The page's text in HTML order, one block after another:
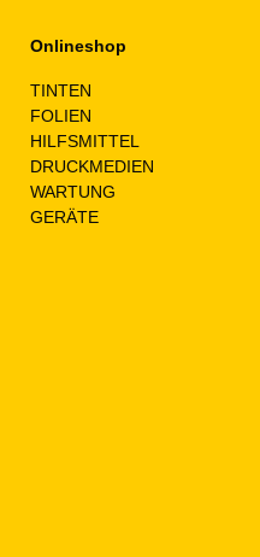
Onlineshop
TINTEN
FOLIEN
HILFSMITTEL
DRUCKMEDIEN
WARTUNG
GERÄTE